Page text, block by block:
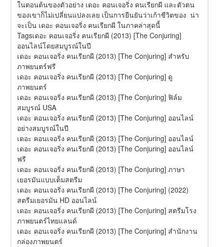
ในตอนต้นของตัวอย่าง เดอะ คอนเจอริ่ง คนเรียกผี และตัวตน
ของเขาก็ไม่เปลี่ยนแปลงเลย เป็นการยืนยันว่าเก้าชีวิตของ  น่า
จะเป็น เดอะ คอนเจอริ่ง คนเรียกผี ในภาคล่าสุดนี้
Tagsเดอะ คอนเจอริ่ง คนเรียกผี (2013) [The Conjuring]
ออนไลน์โดยสมบูรณ์ในปี
เดอะ คอนเจอริ่ง คนเรียกผี (2013) [The Conjuring] สำหรับ
ภาพยนตร์ฟรี
เดอะ คอนเจอริ่ง คนเรียกผี (2013) [The Conjuring] ดู
ภาพยนตร์
เดอะ คอนเจอริ่ง คนเรียกผี (2013) [The Conjuring] ฟิล์ม
สมบูรณ์ USA
เดอะ คอนเจอริ่ง คนเรียกผี (2013) [The Conjuring] ออนไลน์
อย่างสมบูรณ์ในปี
เดอะ คอนเจอริ่ง คนเรียกผี (2013) [The Conjuring] ออนไลน์
เดอะ คอนเจอริ่ง คนเรียกผี (2013) [The Conjuring] ออนไลน์
ฟรี
เดอะ คอนเจอริ่ง คนเรียกผี (2013) [The Conjuring] ภาษา
เยอรมันแบบเต็มสตรีม
เดอะ คอนเจอริ่ง คนเรียกผี (2013) [The Conjuring] (2022)
สตรีมเยอรมัน HD ออนไลน์
เดอะ คอนเจอริ่ง คนเรียกผี (2013) [The Conjuring] สตรีมโรง
ภาพยนตร์ไทยแลนด์
เดอะ คอนเจอริ่ง คนเรียกผี (2013) [The Conjuring] สํานักงาน
กล่องภาพยนตร์